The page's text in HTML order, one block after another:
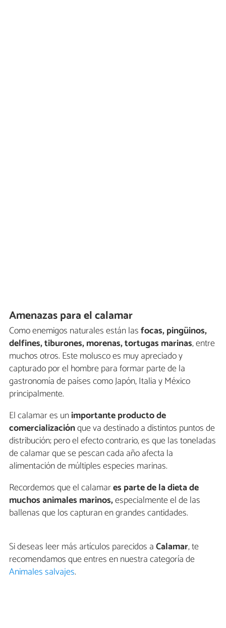
Amenazas para el calamar
Como enemigos naturales están lasfocas, pingüinos,
delfines, tiburones, morenas, tortugas marinas, entre
muchos otros. Este molusco es muy apreciado y
capturado por el hombre para formar parte de la
gastronomía de países como Japón, Italia y México
principalmente.
El calamar es unimportante producto de
comercializaciónque va destinado a distintos puntos de
distribución; pero el efecto contrario, es que las toneladas
de calamar que se pescan cada año afecta la
alimentación de múltiples especies marinas.
Recordemos que el calamares parte de la dieta de
muchos animales marinos,especialmente el de las
ballenas que los capturan en grandes cantidades.
Si deseas leer más artículos parecidos aCalamar, te
recomendamos que entres en nuestra categoría de
Animales salvajes.